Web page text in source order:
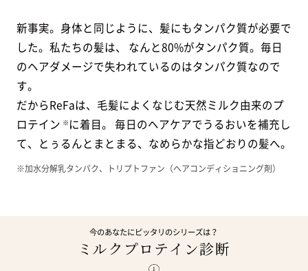
新事実。身体と同じように、髪にもタンパク質が必要で
した。私たちの髪は、 なんと80%がタンパク質。毎日
のヘアダメージで失われているのはタンパク質なので
す。
だからReFaは、毛髪によくなじむ天然ミルク由来のプ
ロテイン ※ に着目。 毎日のヘアケアでうるおいを補充し
て、とぅるんとまとまる、なめらかな指どおりの髪へ。
※加水分解乳タンパク、トリプトファン（ヘアコンディショニング剤）
今のあなたにピッタリのシリーズは？
ミルクプロテイン診断